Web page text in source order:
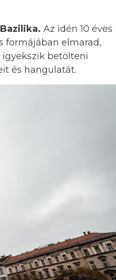
Az idén 10 éves
formájában elmarad,
betölteni
és hangulatát.